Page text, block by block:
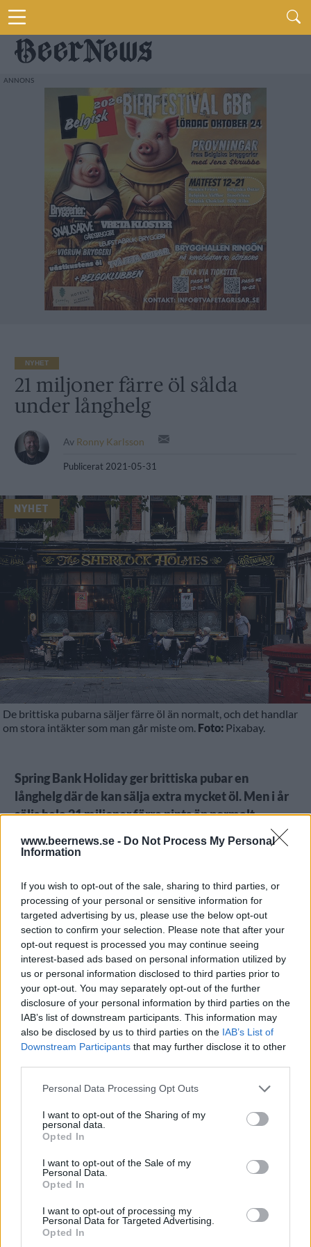
www.beernews.se - Do Not Process My Personal
Information
If you wish to opt-out of the sale, sharing to third parties, or
processing of your personal or sensitive information for
targeted advertising by us, please use the below opt-out
section to confirm your selection. Please note that after your
opt-out request is processed you may continue seeing
interest-based ads based on personal information utilized by
us or personal information disclosed to third parties prior to
your opt-out. You may separately opt-out of the further
disclosure of your personal information by third parties on the
IAB’s list of downstream participants. This information may
also be disclosed by us to third parties on the IAB’s List of
Downstream Participants that may further disclose it to other
Personal Data Processing Opt Outs
I want to opt-out of the Sharing of my
personal data.
Opted In
I want to opt-out of the Sale of my
Personal Data.
Opted In
I want to opt-out of processing my
Personal Data for Targeted Advertising.
Opted In
NYHET
21 miljoner färre öl sålda
under långhelg
Av Ronny Karlsson
Publicerat 2021-05-31
NYHET
De brittiska pubarna säljer färre öl än normalt, och det handlar
om stora intäkter som man går miste om. Foto: Pixabay.
Spring Bank Holiday ger brittiska pubar en
långhelg där de kan sälja extra mycket öl. Men i år
säljs hela 21 miljoner färre pints än normalt.
Britternas Spring Bank Holiday innebär en ledig
måndag och därmed en extra lång helg. Det gör också
en vanlig helg.
Men trots att de flesta pubarna nu öppnat så finns
det kvar restriktioner och det påverkar
ölförsäljningen. British Beer & Pub Association